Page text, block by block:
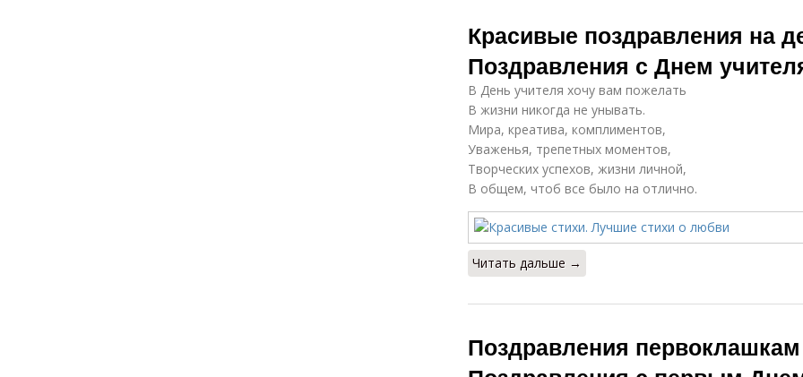
Красивые поздравления на
Поздравления с Днем
В День учителя хочу вам пожелать
В жизни никогда не унывать.
Мира, креатива, комплиментов,
Уваженья, трепетных моментов,
Творческих успехов, жизни личной,
В общем, чтоб все было на отлично.
Читать дальше →
Поздравления первоклашкам